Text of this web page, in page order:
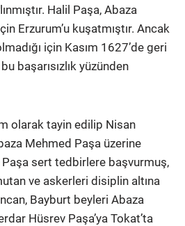
Halil Paşa, Abaza
Erzurum’u kuşatmıştır. Ancak
için Kasım 1627’de geri
başarısızlık yüzünden
olarak tayin edilip Nisan
Mehmed Paşa üzerine
sert tedbirlere başvurmuş,
ve askerleri disiplin altına
Bayburt beyleri Abaza
Hüsrev Paşa’ya Tokat’ta